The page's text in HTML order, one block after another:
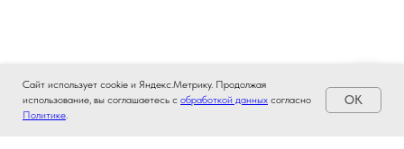
Сайт использует cookie и Яндекс.Метрику. Продолжая
использование, вы соглашаетесь с обработкой данных согласно
Политике.
OK